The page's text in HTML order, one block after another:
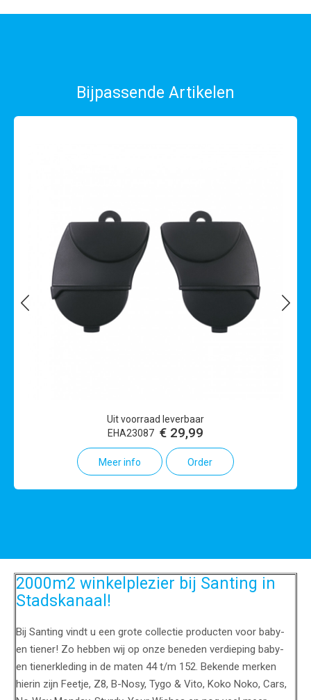
Bijpassende Artikelen
Uit voorraad leverbaar
EHA23087 € 29,99
Meer info Order
2000m2 winkelplezier bij Santing in
Stadskanaal!
Bij Santing vindt u een grote collectie producten voor baby-
en tiener! Zo hebben wij op onze beneden verdieping baby-
en tienerkleding in de maten 44 t/m 152. Bekende merken
hierin zijn Feetje, Z8, B-Nosy, Tygo & Vito, Koko Noko, Cars,